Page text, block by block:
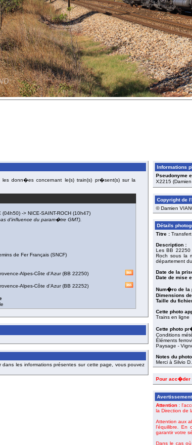
les donn�es concernant le(s) train(s) pr�sent(s) sur la
(04h50) -> NICE-SAINT-ROCH (10h47)
d'influence du param�tre GMT).
de Fer Français (SNCF)
Alpes-Côte d'Azur(BB 22250)
Alpes-Côte d'Azur(BB 22252)
dans les informations présentes sur cette page, vous pouvez
Informations
Pseudonyme
X2215
Copyright de
© Damien
Détails
Titre :Transfert
Description :
Les BB 22250
Roch sous la
département
Date de la
Date de mise
Num�ro de la
Dimensions
Taille du
Cette photo
Trains en ligne
Cette photo
Conditions
Éléments
Paysage -
Notes du
Merci à Silvio
Pour acc�der
Avertissement
Attention:
la Direction de
Attention aux
l'équilibre. En
garantir votre
Dans le cas